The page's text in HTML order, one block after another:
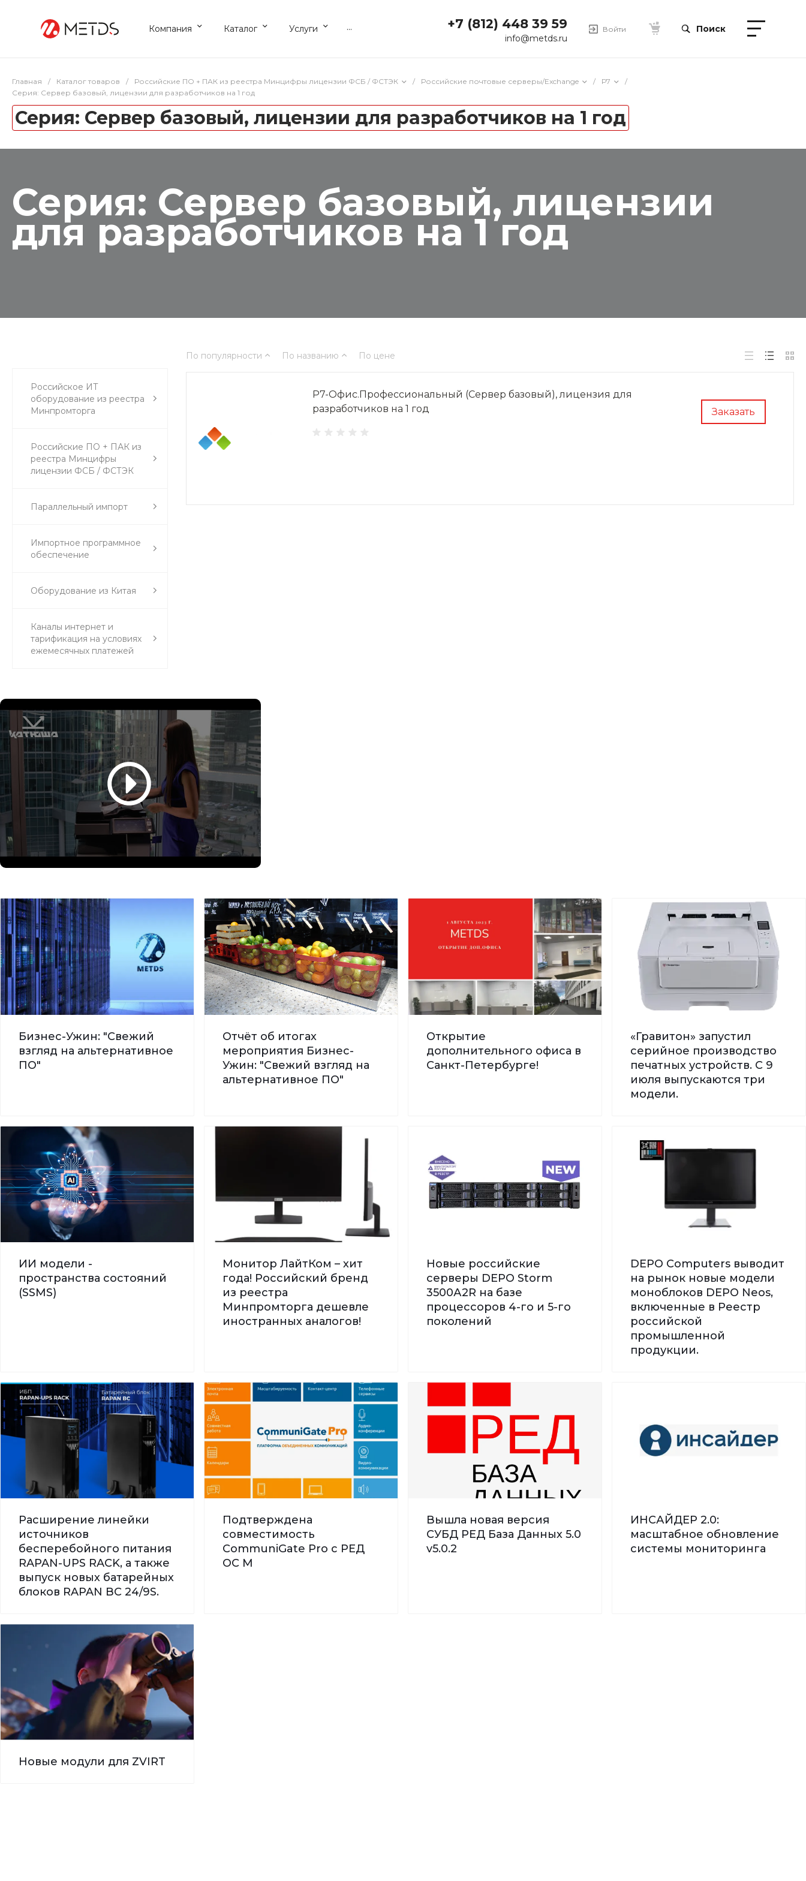
Компания Каталог Услуги ... +7 (812) 448 39 59
info@metds.ru
Войти Поиск
Главная / Каталог товаров / Российские ПО + ПАК из реестра Минцифры лицензии ФСБ / ФСТЭК / Российские почтовые серверы/Exchange / Р7
/
Серия: Сервер базовый, лицензии для разработчиков на 1 год
Серия: Сервер базовый, лицензии для разработчиков на 1 год
Серия: Сервер базовый, лицензии
для разработчиков на 1 год
Российское ИТ
оборудование из реестра
Минпромторга
Российские ПО + ПАК из
реестра Минцифры
лицензии ФСБ / ФСТЭК
Параллельный импорт
Импортное программное
обеспечение
Оборудование из Китая
Каналы интернет и
тарификация на условиях
ежемесячных платежей
По популярности По названию По цене
Заказать
Р7-Офис.Профессиональный (Сервер базовый), лицензия для
разработчиков на 1 год
Бизнес-Ужин: "Свежий
взгляд на альтернативное
ПО"
Отчёт об итогах
мероприятия Бизнес-
Ужин: "Свежий взгляд на
альтернативное ПО"
Открытие
дополнительного офиса в
Санкт-Петербурге!
«Гравитон» запустил
серийное производство
печатных устройств. С 9
июля выпускаются три
модели.
ИИ модели -
пространства состояний
(SSMS)
Монитор ЛайтКом – хит
года! Российский бренд
из реестра
Минпромторга дешевле
иностранных аналогов!
Новые российские
серверы DEPO Storm
3500А2R на базе
процессоров 4-го и 5-го
поколений
DEPO Computers выводит
на рынок новые модели
моноблоков DEPO Neos,
включенные в Реестр
российской
промышленной
продукции.
Расширение линейки
источников
бесперебойного питания
RAPAN-UPS RACK, а также
выпуск новых батарейных
блоков RAPAN BC 24/9S.
Подтверждена
совместимость
CommuniGate Pro с РЕД
ОС М
Вышла новая версия
СУБД РЕД База Данных 5.0
v5.0.2
ИНСАЙДЕР 2.0:
масштабное обновление
системы мониторинга
Новые модули для ZVIRT